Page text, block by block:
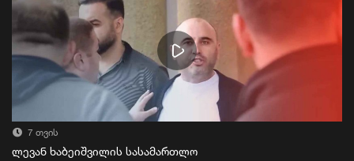
7 თვის
ლევან ხაბეიშვილის სასამართლო